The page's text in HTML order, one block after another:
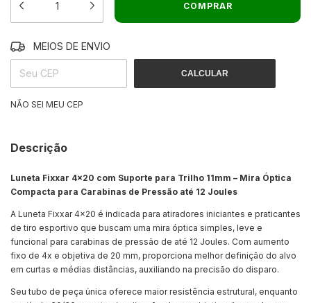
MEIOS DE ENVIO
CALCULAR
NÃO SEI MEU CEP
Descrição
Luneta Fixxar 4x20 com Suporte para Trilho 11mm – Mira Óptica
Compacta para Carabinas de Pressão até 12 Joules
A Luneta Fixxar 4x20 é indicada para atiradores iniciantes e praticantes
de tiro esportivo que buscam uma mira óptica simples, leve e
funcional para carabinas de pressão de até 12 Joules. Com aumento
fixo de 4x e objetiva de 20 mm, proporciona melhor definição do alvo
em curtas e médias distâncias, auxiliando na precisão do disparo.
Seu tubo de peça única oferece maior resistência estrutural, enquanto